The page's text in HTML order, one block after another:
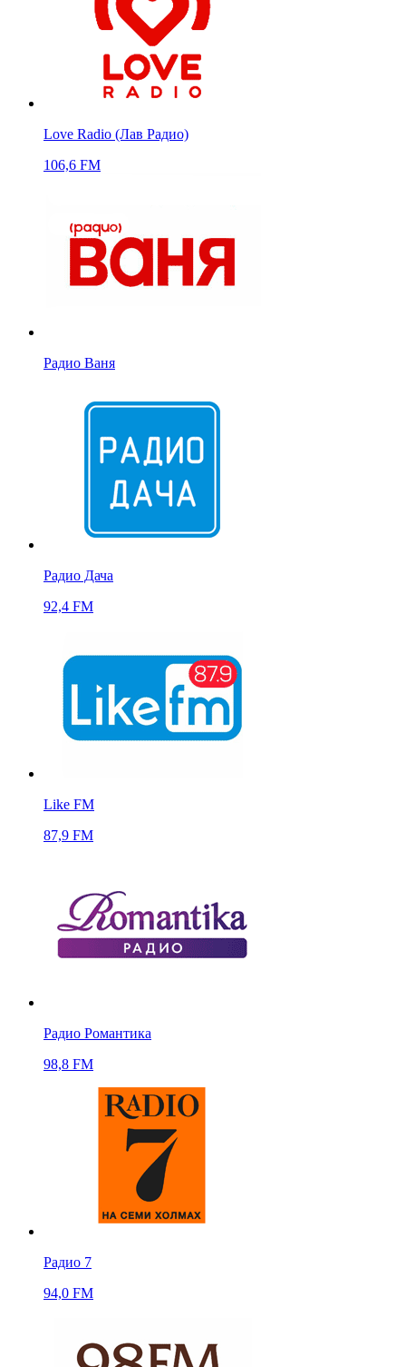
Love Radio (Лав Радио)
106,6 FM
Радио Ваня
Радио Дача
92,4 FM
Like FM
87,9 FM
Радио Романтика
98,8 FM
Радио 7
94,0 FM